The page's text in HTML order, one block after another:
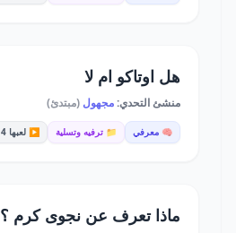
هل اوتاكو ام لا
منشئ التحدي:مجهول (مبتدئ)
🧠 معرفي 📁 ترفيه وتسلية ▶️ لعبها 4
ماذا تعرف عن نجوى كرم ؟